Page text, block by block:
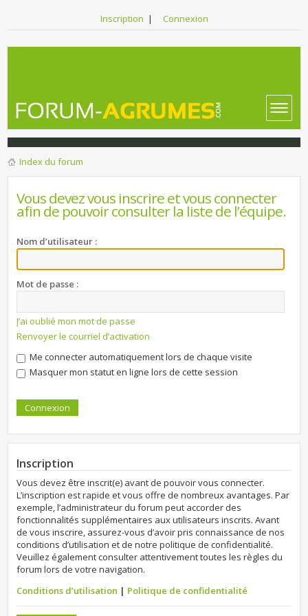
Inscription | Connexion
Index du forum
Vous devez vous inscrire et vous connecter
afin de pouvoir consulter la liste de l’équipe.
Nom d’utilisateur :
Mot de passe :
J’ai oublié mon mot de passe
Renvoyer le courriel d’activation
Me connecter automatiquement lors de chaque visite
Masquer mon statut en ligne lors de cette session
Inscription
Vous devez être inscrit(e) avant de pouvoir vous connecter.
L’inscription est rapide et vous offre de nombreux avantages. Par
exemple, l’administrateur du forum peut accorder des
fonctionnalités supplémentaires aux utilisateurs inscrits. Avant
de vous inscrire, assurez-vous d’avoir pris connaissance de nos
conditions d’utilisation et de notre politique de confidentialité.
Veuillez également consulter attentivement toutes les règles du
forum lors de votre navigation.
Conditions d’utilisation | Politique de confidentialité